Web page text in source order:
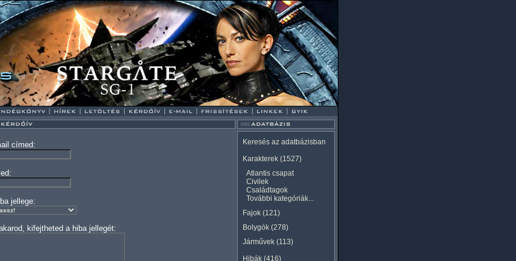
címed:
jellege:
kifejtheted a hiba jellegét:
Keresés az adatbázisban
Karakterek (1527)
Atlantis csapat
Civilek
Családtagok
További kategóriák...
Fajok (121)
Bolygók (278)
Járművek (113)
Hibák (416)